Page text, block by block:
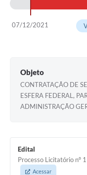
07/12/2021
Objeto
CONTRATAÇÃO DE
ESFERA FEDERAL,
ADMINISTRAÇÃO
Edital
Processo Licitatório nº
Acessar